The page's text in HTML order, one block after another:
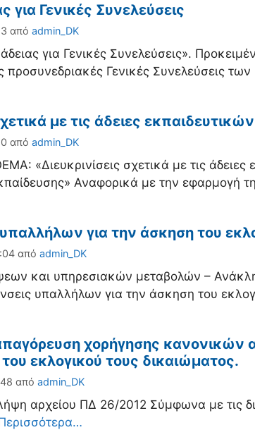
για Γενικές Συνελεύσεις
από admin_DK
για Γενικές Συνελεύσεις».
προσυνεδριακές Γενικές Συνελεύσεις
με τις άδειες
από admin_DK
«Διευκρινίσεις σχετικά με τις
Αναφορικά με την εφαρμογή
για την άσκηση του
από admin_DK
και υπηρεσιακών μεταβολών –
υπαλλήλων για την άσκηση του
χορήγησης κανονικών
εκλογικού τους δικαιώματος.
από admin_DK
αρχείου ΠΔ 26/2012 Σύμφωνα με τις